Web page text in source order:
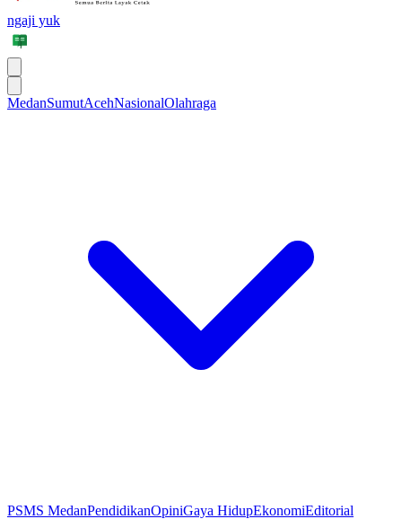
ngaji yuk
MedanSumutAcehNasionalOlahraga
PSMS MedanPendidikanOpiniGaya HidupEkonomiEditorial